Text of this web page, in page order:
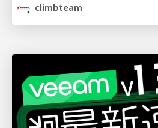
climbteam